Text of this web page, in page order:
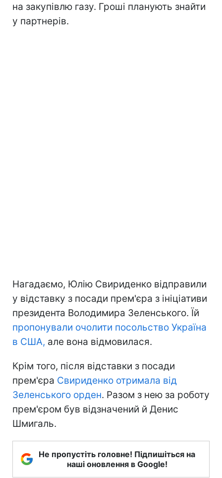
на закупівлю газу. Гроші планують знайти
у партнерів.
Нагадаємо, Юлію Свириденко відправили
у відставку з посади прем'єра з ініціативи
президента Володимира Зеленського. Їй
пропонували очолити посольство Україна
в США, але вона відмовилася.
Крім того, після відставки з посади
прем'єра Свириденко отримала від
Зеленського орден. Разом з нею за роботу
прем'єром був відзначений й Денис
Шмигаль.
Не пропустіть головне! Підпишіться на
наші оновлення в Google!